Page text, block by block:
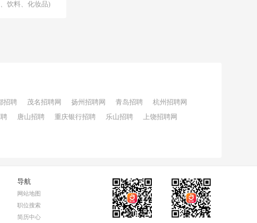
饮料、化妆品)
招聘 茂名招聘网 扬州招聘网 青岛招聘
杭州招聘网
唐山招聘 重庆银行招聘 乐山招聘 上饶招聘网
导航
网站地图
职位搜索
简历中心